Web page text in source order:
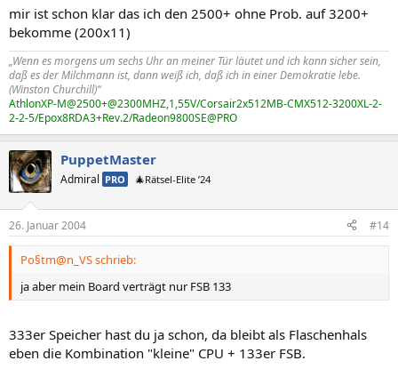
mir ist schon klar das ich den 2500+ ohne Prob. auf 3200+
bekomme (200x11)
„Wenn es morgens um sechs Uhr an meiner Tür läutet und ich kann sicher sein,
daß es der Milchmann ist, dann weiß ich, daß ich in einer Demokratie lebe.
(Winston Churchill)“
AthlonXP-M@2500+@2300MHZ,1,55V/Corsair2x512MB-CMX512-3200XL-2-
2-2-5/Epox8RDA3+Rev.2/Radeon9800SE@PRO
PuppetMaster
Admiral PRO 🎄Rätsel-Elite ’24
26. Januar 2004 #14
Po§tm@n_VS schrieb:
ja aber mein Board verträgt nur FSB 133
333er Speicher hast du ja schon, da bleibt als Flaschenhals
eben die Kombination "kleine" CPU + 133er FSB.